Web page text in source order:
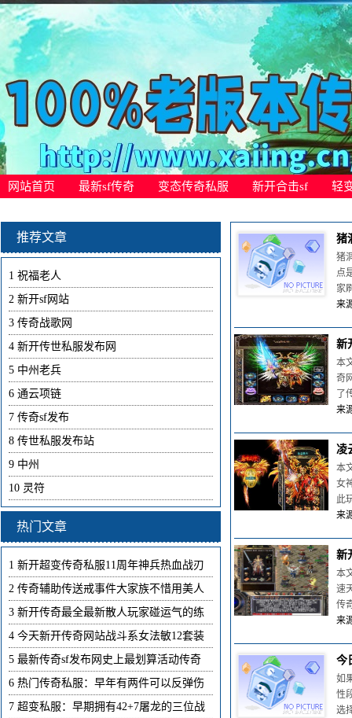
网站首页 最新sf传奇 变态传奇私服 新开合击sf 轻
猪
猪
点
家
来
新
本
奇
了
来
凌
本
女
此
来
新
本
速
传
来
今
如
性
选
推荐文章
1 祝福老人
2 新开sf网站
3 传奇战歌网
4 新开传世私服发布网
5 中州老兵
6 通云项链
7 传奇sf发布
8 传世私服发布站
9 中州
10 灵符
热门文章
1 新开超变传奇私服11周年神兵热血战刃
2 传奇辅助传送戒事件大家族不惜用美人
3 新开传奇最全最新散人玩家碰运气的练
4 今天新开传奇网站战斗系女法敏12套装
5 最新传奇sf发布网史上最划算活动传奇
6 热门传奇私服：早年有两件可以反弹伤
7 超变私服：早期拥有42+7屠龙的三位战